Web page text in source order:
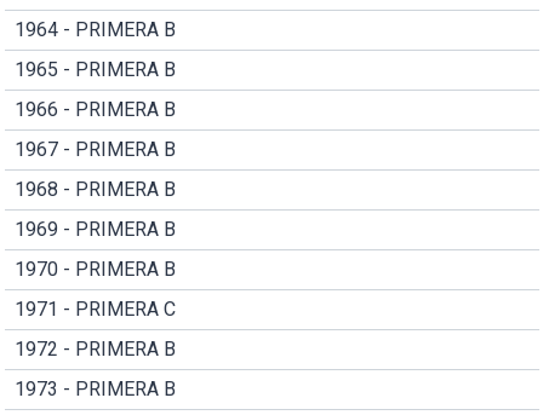
1964 - PRIMERA B
1965 - PRIMERA B
1966 - PRIMERA B
1967 - PRIMERA B
1968 - PRIMERA B
1969 - PRIMERA B
1970 - PRIMERA B
1971 - PRIMERA C
1972 - PRIMERA B
1973 - PRIMERA B